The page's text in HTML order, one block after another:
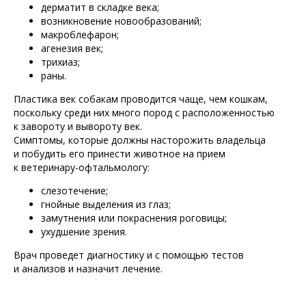
дерматит в складке века;
возникновение новообразований;
макроблефарон;
агенезия век;
трихиаз;
раны.
Пластика век собакам проводится чаще, чем кошкам,
поскольку среди них много пород с расположенностью
к завороту и вывороту век.
Симптомы, которые должны насторожить владельца
и побудить его принести животное на прием
к ветеринару-офтальмологу:
слезотечение;
гнойные выделения из глаз;
замутнения или покраснения роговицы;
ухудшение зрения.
Врач проведет диагностику и с помощью тестов
и анализов и назначит лечение.